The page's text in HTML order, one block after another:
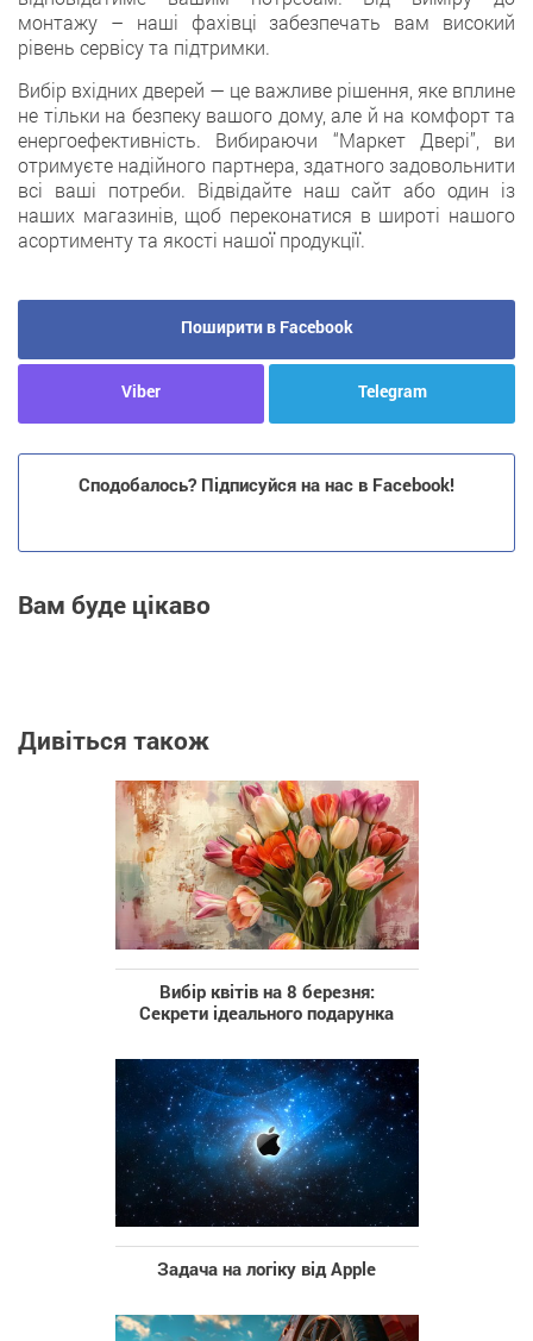
монтажу – наші фахівці забезпечать вам високий
рівень сервісу та підтримки.
Вибір вхідних дверей — це важливе рішення, яке вплине
не тільки на безпеку вашого дому, але й на комфорт та
енергоефективність. Вибираючи “Маркет Двері”, ви
отримуєте надійного партнера, здатного задовольнити
всі ваші потреби. Відвідайте наш сайт або один із
наших магазинів, щоб переконатися в широті нашого
асортименту та якості нашої продукції.
Поширити в Facebook
Viber Telegram
Сподобалось? Підписуйся на нас в Facebook!
Вам буде цікаво
Дивіться також
Вибір квітів на 8 березня:
Секрети ідеального подарунка
Задача на логіку від Apple